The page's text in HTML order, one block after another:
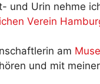
und Urin nehme
Verein
am
und mit